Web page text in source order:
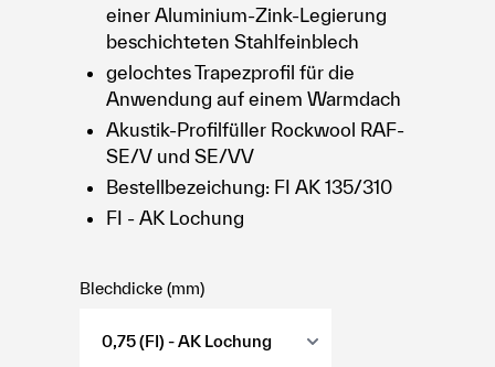
einer Aluminium-Zink-Legierung
beschichteten Stahlfeinblech
gelochtes Trapezprofil für die
Anwendung auf einem Warmdach
Akustik-Profilfüller Rockwool RAF-
SE/V und SE/VV
Bestellbezeichung: FI AK 135/310
FI - AK Lochung
Blechdicke (mm)